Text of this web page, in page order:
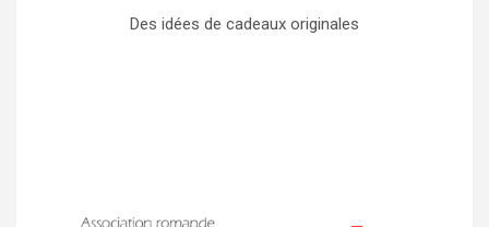
Des idées de cadeaux originales